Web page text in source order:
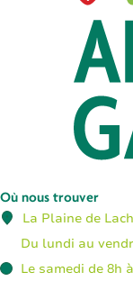
Où nous trouver
La Plaine de
Du lundi au
Le samedi de 8h